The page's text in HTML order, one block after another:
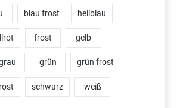
blau frost hellblau
frost gelb
grün grün frost
schwarz weiß